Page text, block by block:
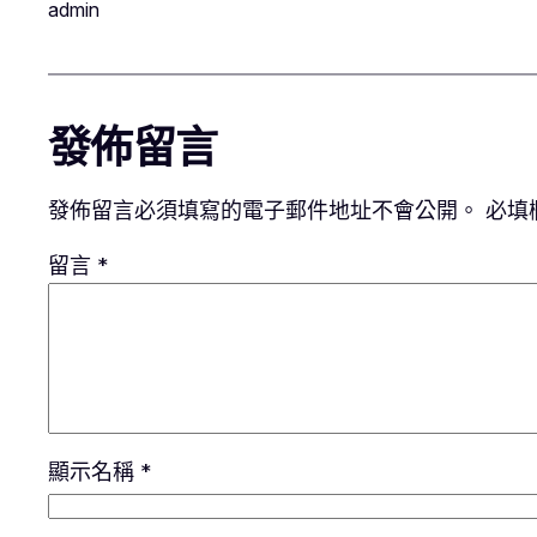
admin
發佈留言
發佈留言必須填寫的電子郵件地址不會公開。 必填
留言 *
顯示名稱 *